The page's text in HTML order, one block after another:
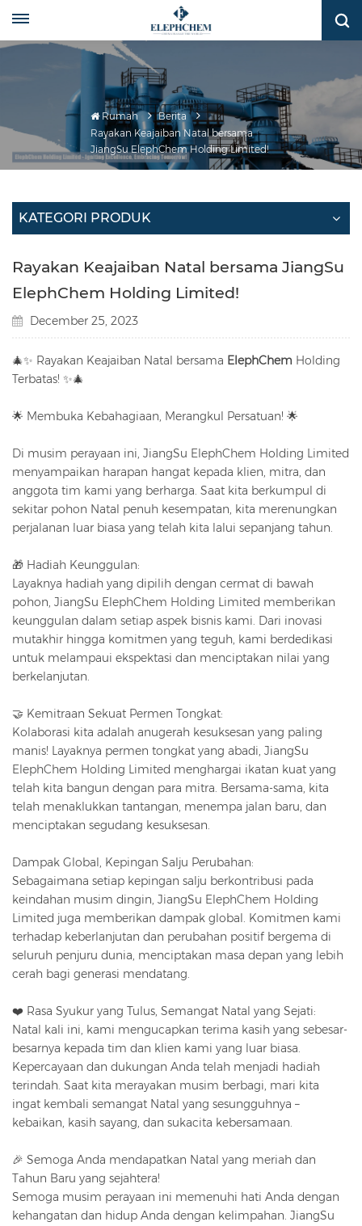
Rumah
Berita
Rayakan Keajaiban Natal bersama
JiangSu ElephChem Holding Limited!
KATEGORI PRODUK
Rayakan Keajaiban Natal bersama JiangSu
ElephChem Holding Limited!
December 25, 2023
🎄✨ Rayakan Keajaiban Natal bersama ElephChem Holding
Terbatas! ✨🎄
🌟 Membuka Kebahagiaan, Merangkul Persatuan! 🌟
Di musim perayaan ini, JiangSu ElephChem Holding Limited
menyampaikan harapan hangat kepada klien, mitra, dan
anggota tim kami yang berharga. Saat kita berkumpul di
sekitar pohon Natal penuh kesempatan, kita merenungkan
perjalanan luar biasa yang telah kita lalui sepanjang tahun.
🎁 Hadiah Keunggulan:
Layaknya hadiah yang dipilih dengan cermat di bawah
pohon, JiangSu ElephChem Holding Limited memberikan
keunggulan dalam setiap aspek bisnis kami. Dari inovasi
mutakhir hingga komitmen yang teguh, kami berdedikasi
untuk melampaui ekspektasi dan menciptakan nilai yang
berkelanjutan.
🤝 Kemitraan Sekuat Permen Tongkat:
Kolaborasi kita adalah anugerah kesuksesan yang paling
manis! Layaknya permen tongkat yang abadi, JiangSu
ElephChem Holding Limited menghargai ikatan kuat yang
telah kita bangun dengan para mitra. Bersama-sama, kita
telah menaklukkan tantangan, menempa jalan baru, dan
menciptakan segudang kesuksesan.
Dampak Global, Kepingan Salju Perubahan:
Sebagaimana setiap kepingan salju berkontribusi pada
keindahan musim dingin, JiangSu ElephChem Holding
Limited juga memberikan dampak global. Komitmen kami
terhadap keberlanjutan dan perubahan positif bergema di
seluruh penjuru dunia, menciptakan masa depan yang lebih
cerah bagi generasi mendatang.
❤️ Rasa Syukur yang Tulus, Semangat Natal yang Sejati:
Natal kali ini, kami mengucapkan terima kasih yang sebesar-
besarnya kepada tim dan klien kami yang luar biasa.
Kepercayaan dan dukungan Anda telah menjadi hadiah
terindah. Saat kita merayakan musim berbagi, mari kita
ingat kembali semangat Natal yang sesungguhnya –
kebaikan, kasih sayang, dan sukacita kebersamaan.
🎉 Semoga Anda mendapatkan Natal yang meriah dan
Tahun Baru yang sejahtera!
Semoga musim perayaan ini memenuhi hati Anda dengan
kehangatan dan hidup Anda dengan kelimpahan. JiangSu